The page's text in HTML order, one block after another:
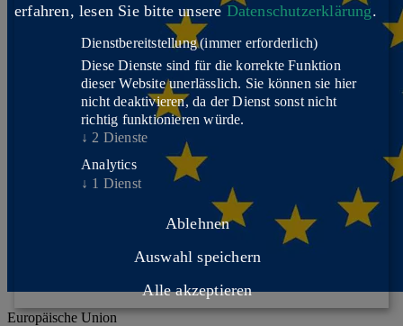
Europäische Union
erfahren, lesen Sie bitte unsereDatenschutzerklärung.
Dienstbereitstellung(immer erforderlich)
Diese Dienste sind für die korrekte Funktion
dieser Website unerlässlich. Sie können sie hier
nicht deaktivieren, da der Dienst sonst nicht
richtig funktionieren würde.
↓ 2 Dienste
Analytics
↓ 1 Dienst
Ablehnen
Auswahl speichern
Alle akzeptieren